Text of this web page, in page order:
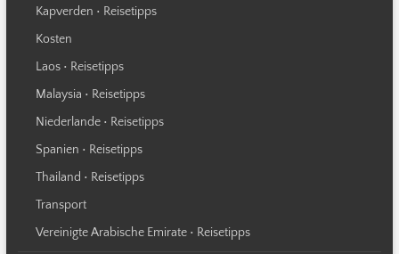
Kapverden • Reisetipps
Kosten
Laos • Reisetipps
Malaysia • Reisetipps
Niederlande • Reisetipps
Spanien • Reisetipps
Thailand • Reisetipps
Transport
Vereinigte Arabische Emirate • Reisetipps